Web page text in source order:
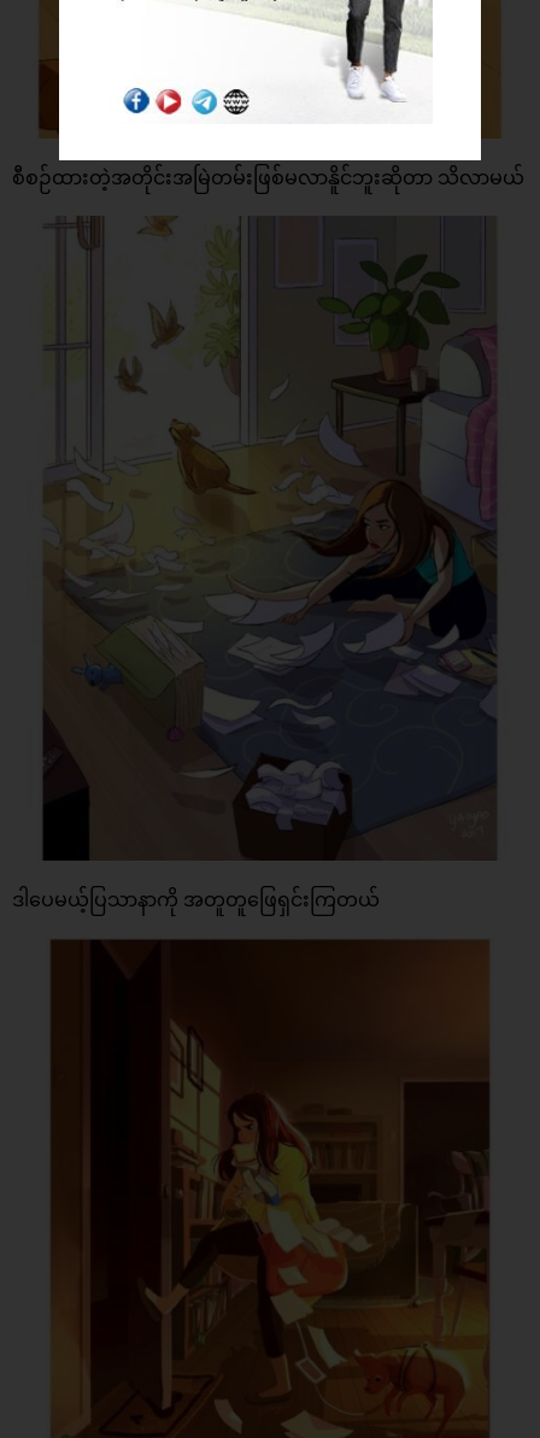
စီစဉ်ထားတဲ့အတိုင်းအမြဲတမ်းဖြစ်မလာနိူင်ဘူးဆိုတာ သိလာမယ်
ဒါပေမယ့်ပြသာနာကို အတူတူဖြေရှင်းကြတယ်